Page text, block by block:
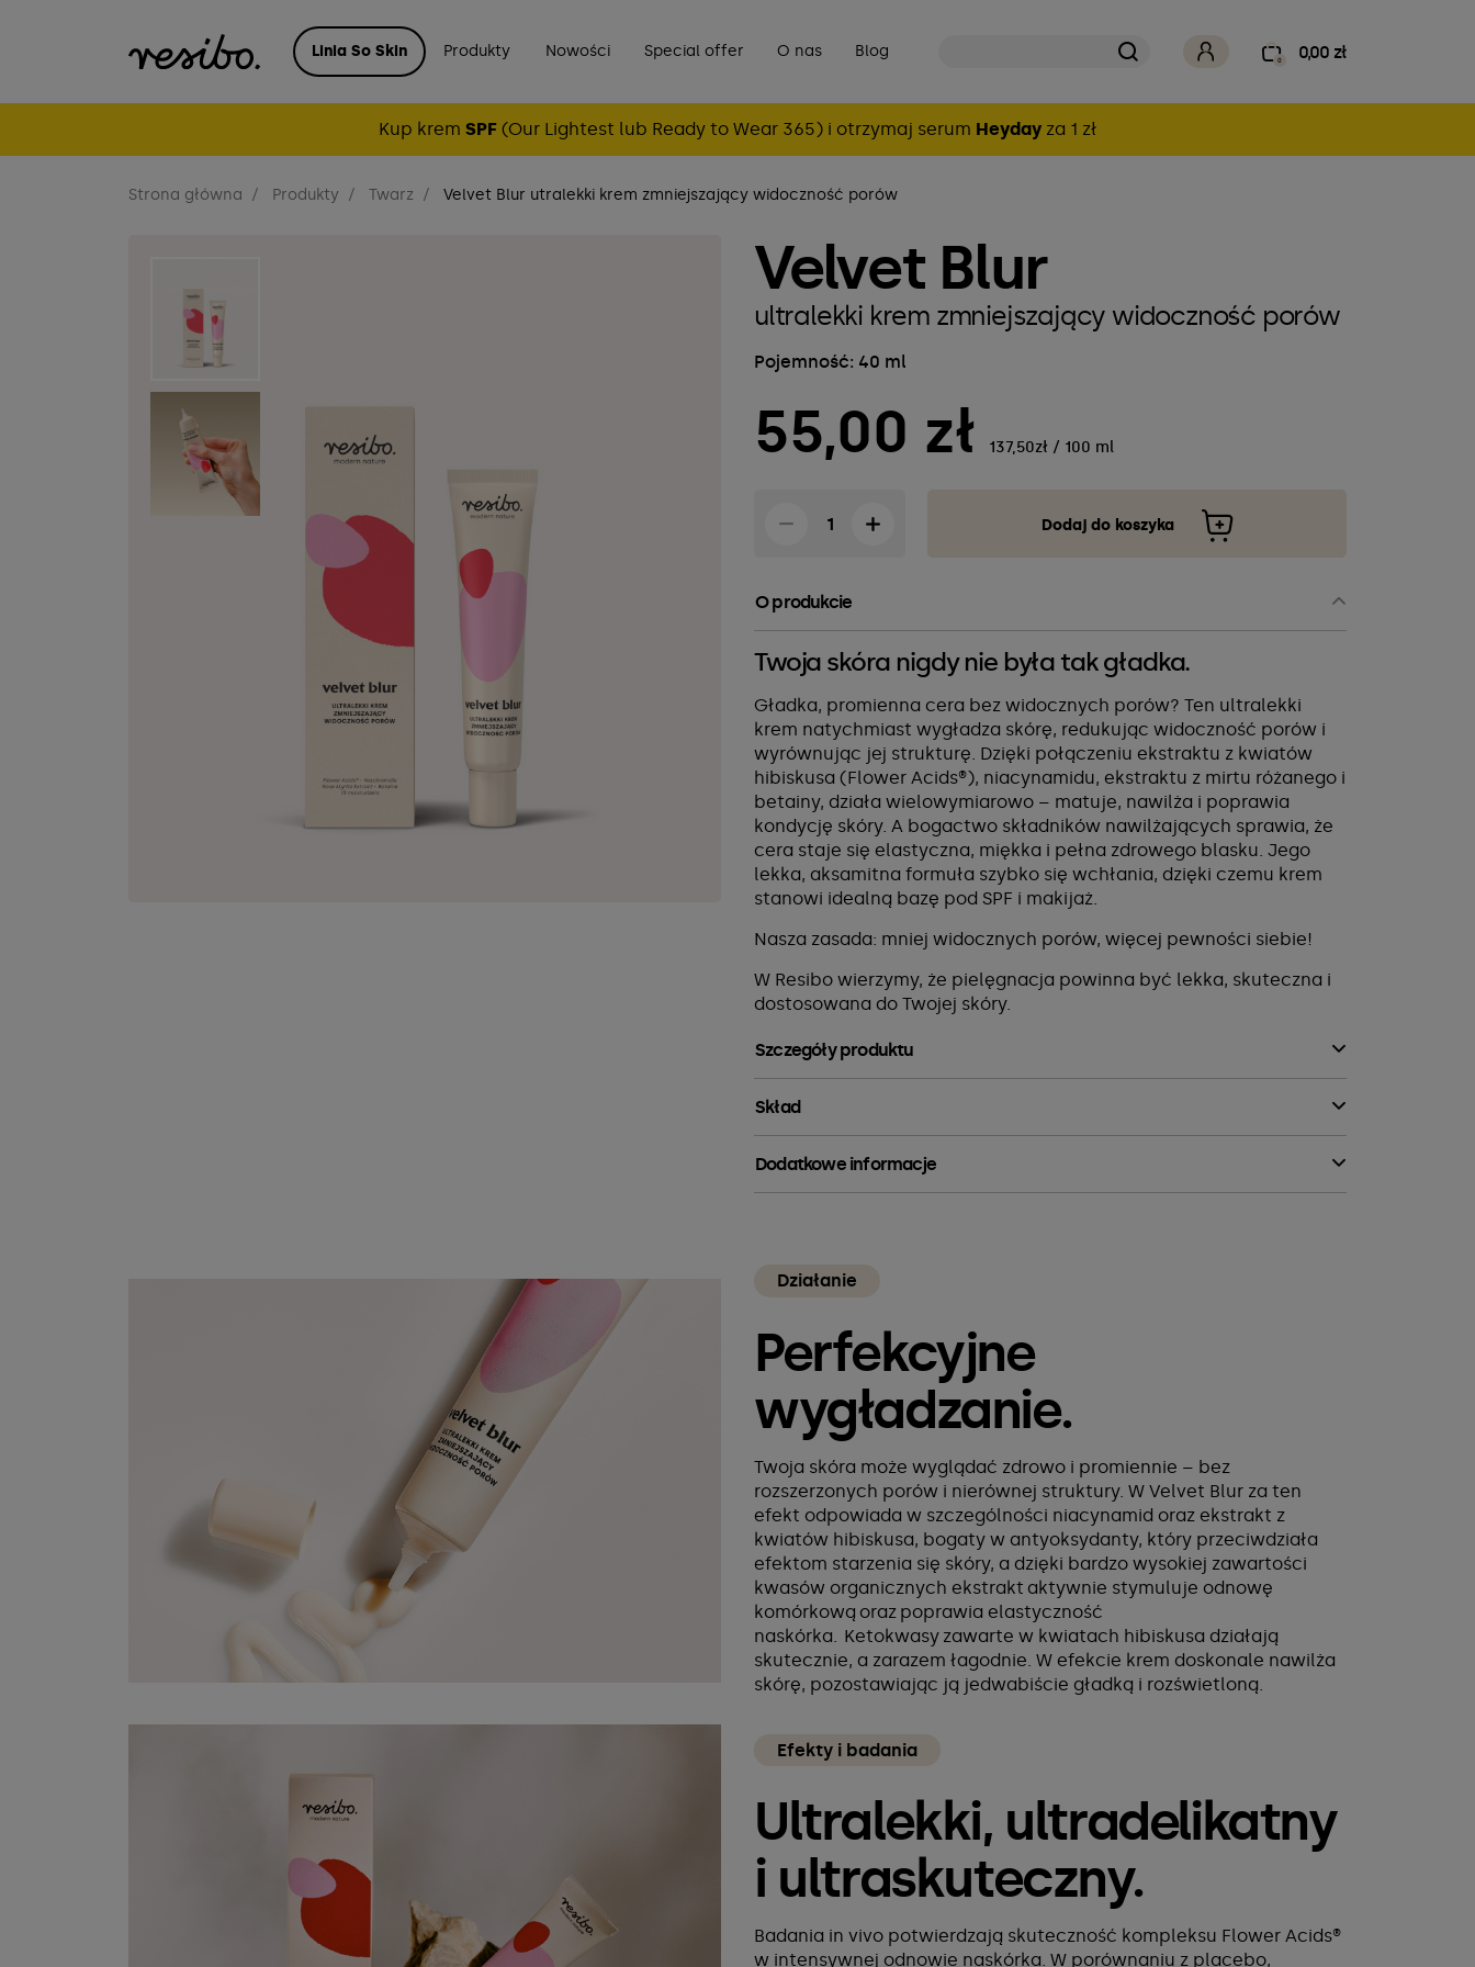
Linia So Skin Produkty Nowości Special offer O nas Blog 0 0,00 zł
Kup krem SPF(Our Lightest lub Ready to Wear 365) i otrzymaj serum Heydayza 1 zł
Strona główna Produkty Twarz Velvet Blur utralekki krem zmniejszający widoczność porów
Velvet Blur
ultralekki krem zmniejszający widoczność porów
Pojemność: 40 ml
55,00 zł 137,50zł / 100 ml
Dodaj do koszyka
O produkcie
Twoja skóra nigdy nie była tak gładka.
Gładka, promienna cera bez widocznych porów? Ten ultralekki
krem natychmiast wygładza skórę, redukując widoczność porów i
wyrównując jej strukturę. Dzięki połączeniu ekstraktu z kwiatów
hibiskusa (Flower Acids®), niacynamidu, ekstraktu z mirtu różanego i
betainy, działa wielowymiarowo – matuje, nawilża i poprawia
kondycję skóry. A bogactwo składników nawilżających sprawia, że
cera staje się elastyczna, miękka i pełna zdrowego blasku. Jego
lekka, aksamitna formuła szybko się wchłania, dzięki czemu krem
stanowi idealną bazę pod SPF i makijaż.
Nasza zasada: mniej widocznych porów, więcej pewności siebie!
W Resibo wierzymy, że pielęgnacja powinna być lekka, skuteczna i
dostosowana do Twojej skóry.
Szczegóły produktu
Skład
Dodatkowe informacje
Działanie
Perfekcyjne
wygładzanie.
Twoja skóra może wyglądać zdrowo i promiennie – bez
rozszerzonych porów i nierównej struktury. W Velvet Blur za ten
efekt odpowiada w szczególności niacynamid oraz ekstrakt z
kwiatów hibiskusa, bogaty w antyoksydanty, który przeciwdziała
efektom starzenia się skóry, a dzięki bardzo wysokiej zawartości
kwasów organicznych ekstrakt aktywnie stymuluje odnowę
komórkową oraz poprawia elastyczność
naskórka. Ketokwasy zawarte w kwiatach hibiskusa działają
skutecznie, a zarazem łagodnie. W efekcie krem doskonale nawilża
skórę, pozostawiając ją jedwabiście gładką i rozświetloną.
Efekty i badania
Ultralekki, ultradelikatny
i ultraskuteczny.
Badania in vivo potwierdzają skuteczność kompleksu Flower Acids®
w intensywnej odnowie naskórka. W porównaniu z placebo,